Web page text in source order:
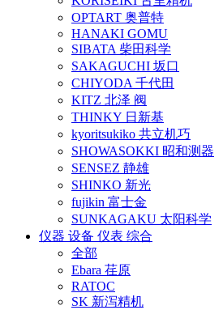
OPTART 奥普特
HANAKI GOMU
SIBATA 柴田科学
SAKAGUCHI 坂口
CHIYODA 千代田
KITZ 北泽 阀
THINKY 日新基
kyoritsukiko 共立机巧
SHOWASOKKI 昭和测器
SENSEZ 静雄
SHINKO 新光
fujikin 富士金
SUNKAGAKU 太阳科学
仪器 设备 仪表 综合
全部
Ebara 荏原
RATOC
SK 新泻精机